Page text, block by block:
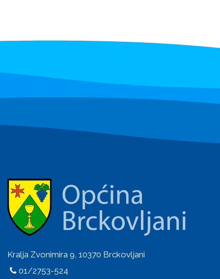
Kralja Zvonimira 9, 10370 Brckovljani
01/2753-524